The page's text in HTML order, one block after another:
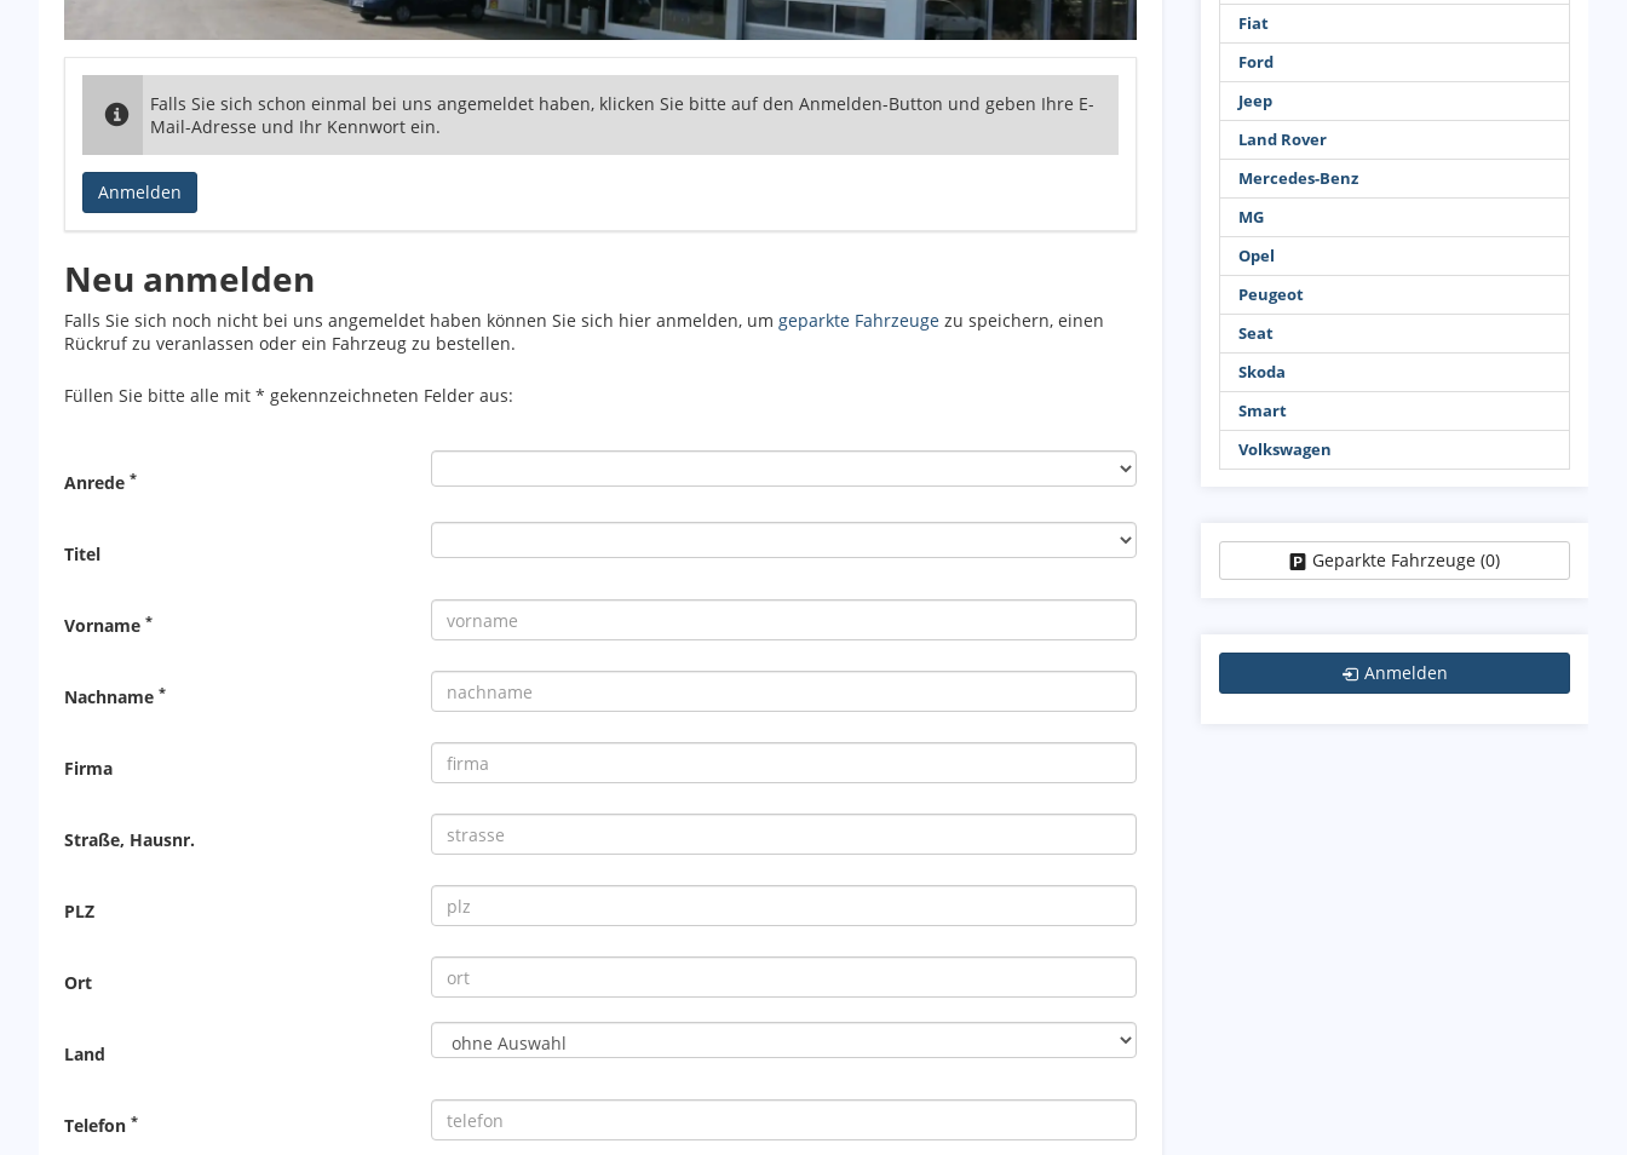
Falls Sie sich schon einmal bei uns angemeldet haben, klicken Sie bitte auf den Anmelden-Button und geben Ihre E-
Mail-Adresse und Ihr Kennwort ein.
Anmelden
Neu anmelden
Falls Sie sich noch nicht bei uns angemeldet haben können Sie sich hier anmelden, um geparkte Fahrzeuge zu speichern, einen
Rückruf zu veranlassen oder ein Fahrzeug zu bestellen.
Füllen Sie bitte alle mit * gekennzeichneten Felder aus:
Anrede *
Titel
Vorname *
Nachname *
Firma
Straße, Hausnr.
PLZ
Ort
Land
Telefon *
Fiat
Ford
Jeep
Land Rover
Mercedes-Benz
MG
Opel
Peugeot
Seat
Skoda
Smart
Volkswagen
Geparkte Fahrzeuge (0)
Anmelden